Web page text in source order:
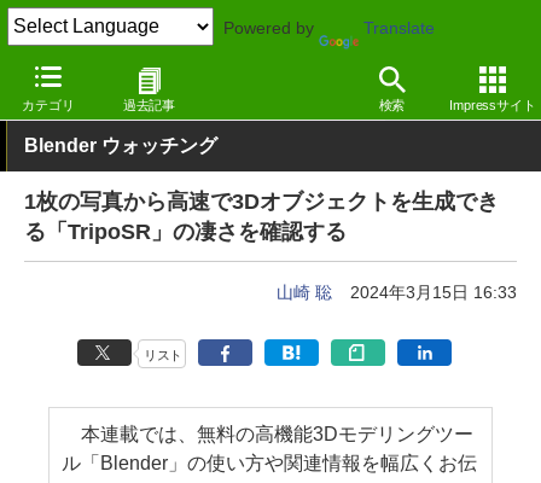
Powered by Translate
カテゴリ 過去記事 検索 Impressサイト
窓の杜 画像・映像・音楽
Blender ウォッチング
1枚の写真から高速で3Dオブジェクトを生成でき
る「TripoSR」の凄さを確認する
山崎 聡 2024年3月15日 16:33
リスト
本連載では、無料の高機能3Dモデリングツー
ル「Blender」の使い方や関連情報を幅広くお伝